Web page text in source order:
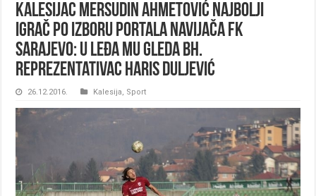
Kalesijac Mersudin Ahmetović najbolji
igrač po izboru portala navijača FK
Sarajevo: U leđa mu gleda bh.
reprezentativac Haris Duljević
26.12.2016. Kalesija, Sport